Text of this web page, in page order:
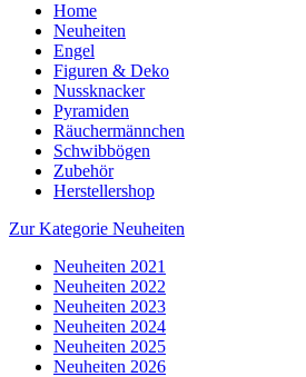
Home
Neuheiten
Engel
Figuren & Deko
Nussknacker
Pyramiden
Räuchermännchen
Schwibbögen
Zubehör
Herstellershop
Zur Kategorie Neuheiten
Neuheiten 2021
Neuheiten 2022
Neuheiten 2023
Neuheiten 2024
Neuheiten 2025
Neuheiten 2026